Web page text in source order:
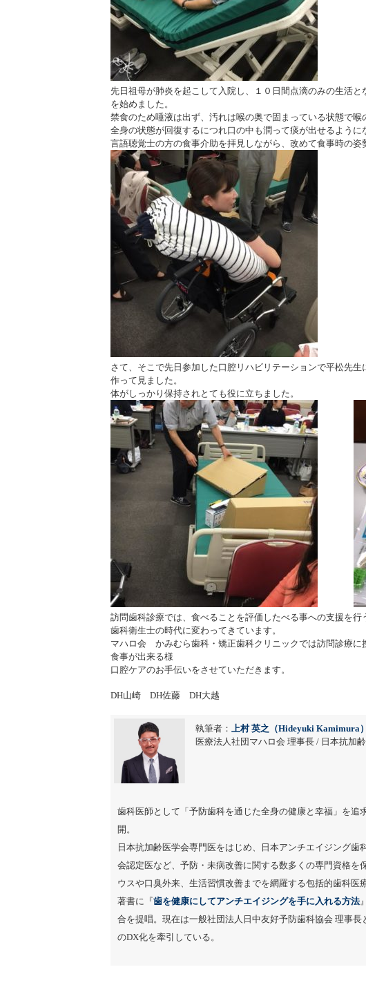
先日祖母が肺炎を起こして入院し、１０日間点滴のみの生活
を始めました。
禁食のため唾液は出ず、汚れは喉の奥で固まっている状態で喉
全身の状態が回復するにつれ口の中も潤って痰が出せるように
言語聴覚士の方の食事介助を拝見しながら、改めて食事時の姿
さて、そこで先日参加した口腔リハビリテーションで平松先
作って見ました。
体がしっかり保持されとても役に立ちました。
訪問歯科診療では、食べることを評価したべる事への支援を
歯科衛生士の時代に変わってきています。
マハロ会 かみむら歯科・矯正歯科クリニックでは訪問診療に
食事が出来る様
口腔ケアのお手伝いをさせていただきます。
DH山崎 DH佐藤 DH大越
執筆者：
上村 英之（Hideyuki Kamimura）
医療法人社団マハロ会 理事長 / 日本抗加
歯科医師として「予防歯科を通じた全身の健康と幸福」を追
開。
日本抗加齢医学会専門医をはじめ、日本アンチエイジング
会認定医など、予防・未病改善に関する数多くの専門資格
ウスや口臭外来、生活習慣改善までを網羅する包括的歯科医
著書に『歯を健康にしてアンチエイジングを手に入れる方法
合を提唱。現在は一般社団法人日中友好予防歯科協会 理事
のDX化を牽引している。